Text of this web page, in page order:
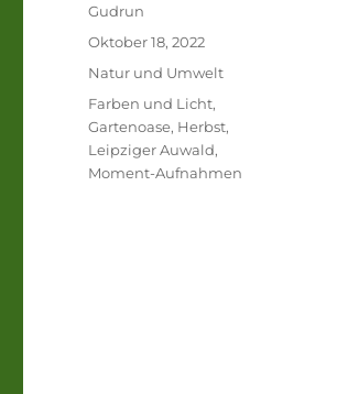
Autor
Gudrun
Veröffentlicht
am
Oktober 18, 2022
Kategorien
Natur und Umwelt
Schlagwörter
Farben und Licht,
Gartenoase, Herbst,
Leipziger Auwald,
Moment-Aufnahmen